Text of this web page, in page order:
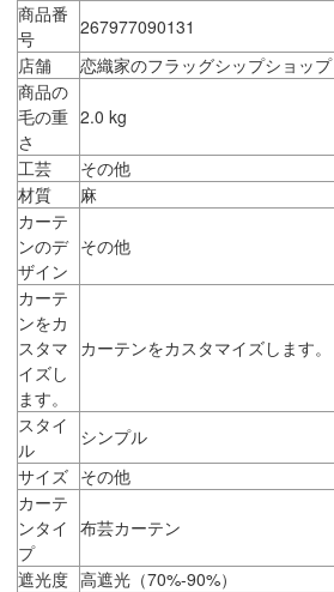
商品番
号
267977090131
店舗
恋織家のフラッグシップショップ
商品の
毛の重
さ
2.0 kg
工芸
その他
材質
麻
カーテ
ンのデ
ザイン
その他
カーテ
ンをカ
スタマ
イズし
ます。
カーテンをカスタマイズします。
スタイ
ル
シンプル
サイズ その他
カーテ
ンタイ
プ
布芸カーテン
遮光度 高遮光（70%-90%）